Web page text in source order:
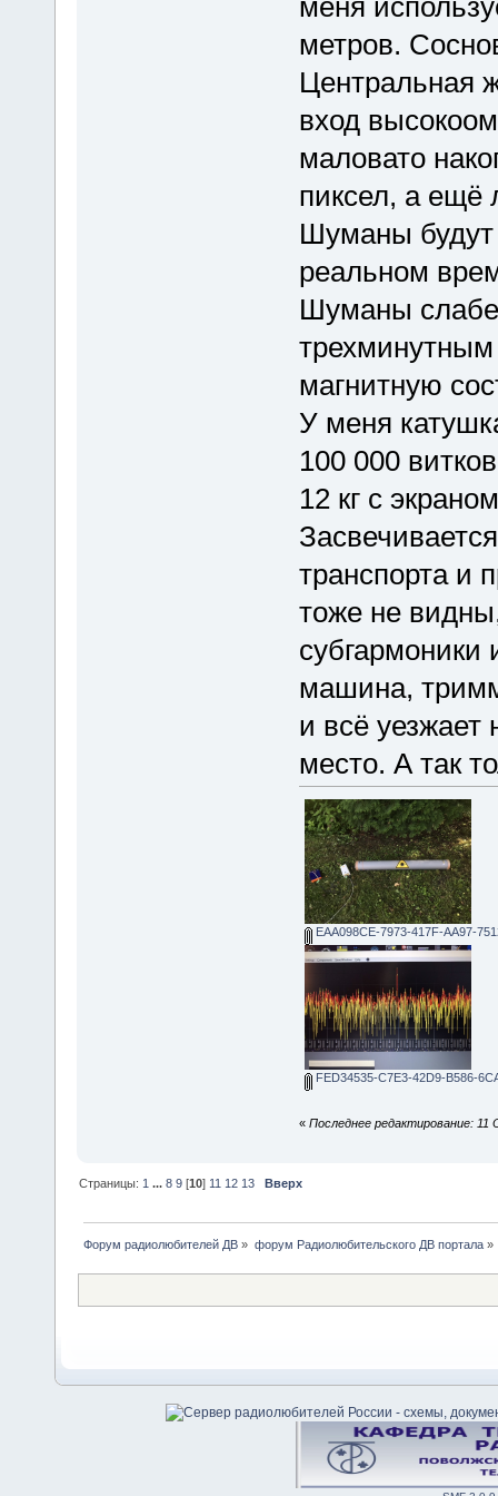
метров.
Центральная
вход
маловато
пиксел, а ещё
Шуманы
реальном
Шуманы
магнитную
У меня
100 000
12 кг с
транспорта и
тоже не
машина,
и всё уезжает
место. А так
EAA098CE-7973-417F-AA97-
FED34535-C7E3-42D9-B586-
« Последнее редактирование:
Страницы: 1 ...8 9 [10] 11 12 13 Вверх
Форум радиолюбителей ДВ » форум Радиолюбительского ДВ портала»